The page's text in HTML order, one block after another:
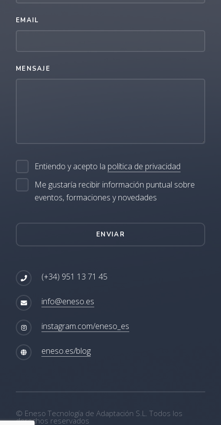
EMAIL
MENSAJE
Entiendo y acepto la política de privacidad
Me gustaría recibir información puntual sobre
eventos, formaciones y novedades
ENVIAR
(+34) 951 13 71 45
info@eneso.es
instagram.com/eneso_es
eneso.es/blog
© Eneso Tecnología de Adaptación S.L. Todos los
derechos reservados